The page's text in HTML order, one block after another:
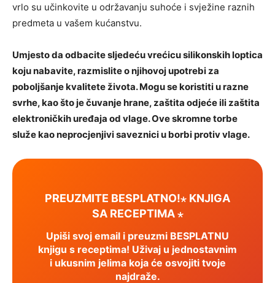
vrlo su učinkovite u održavanju suhoće i svježine raznih
predmeta u vašem kućanstvu.
Umjesto da odbacite sljedeću vrećicu silikonskih loptica
koju nabavite, razmislite o njihovoj upotrebi za
poboljšanje kvalitete života. Mogu se koristiti u razne
svrhe, kao što je čuvanje hrane, zaštita odjeće ili zaštita
elektroničkih uređaja od vlage. Ove skromne torbe
služe kao neprocjenjivi saveznici u borbi protiv vlage.
PREUZMITE BESPLATNO!⋆ KNJIGA
SA RECEPTIMA ⋆
Upiši svoj email i preuzmi BESPLATNU
knjigu s receptima! Uživaj u jednostavnim
i ukusnim jelima koja će osvojiti tvoje
najdraže.